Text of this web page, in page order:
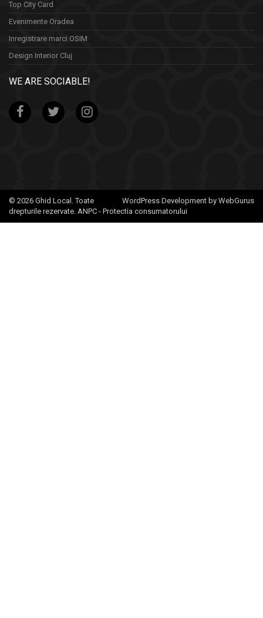
Top City Card
Evenimente Oradea
Inregistrare marci OSIM
Design Interior Cluj
WE ARE SOCIABLE!
WordPress Development by WebGurus
© 2026 Ghid Local. Toate
drepturile rezervate. ANPC - Protectia consumatorului